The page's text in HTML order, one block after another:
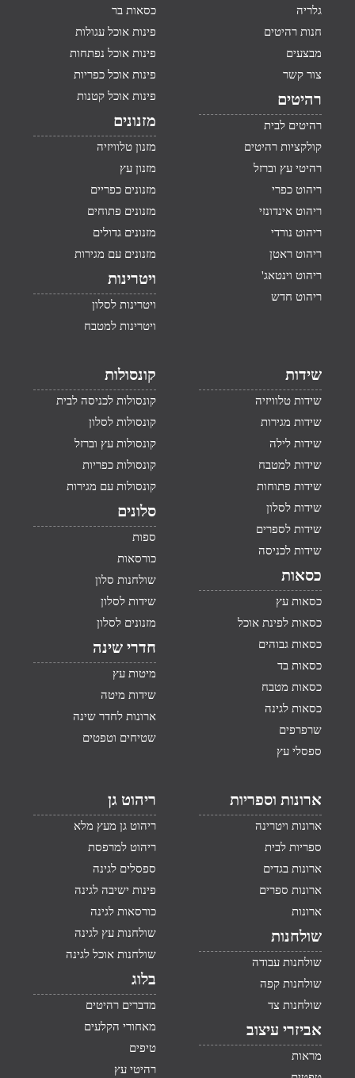
גלריה
חנות רהיטים
מבצעים
צור קשר
רהיטים
רהיטים לבית
קולקציות רהיטים
רהיטי עץ וברזל
ריהוט כפרי
ריהוט אינדונזי
ריהוט נורדי
ריהוט ראטן
ריהוט וינטאג'
ריהוט חדש
כסאות בר
פינות אוכל עגולות
פינות אוכל נפתחות
פינות אוכל כפריות
פינות אוכל קטנות
מזנונים
מזנון טלוויזיה
מזנון עץ
מזנונים כפריים
מזנונים פתוחים
מזנונים גדולים
מזנונים עם מגירות
ויטרינות
ויטרינות לסלון
ויטרינות למטבח
שידות
שידות טלוויזיה
שידות מגירות
שידות לילה
שידות למטבח
שידות פתוחות
שידות לסלון
שידות לספרים
שידות לכניסה
כסאות
כסאות עץ
כסאות לפינת אוכל
כסאות גבוהים
כסאות בד
כסאות מטבח
כסאות לגינה
שרפרפים
ספסלי עץ
קונסולות
קונסולות לכניסה לבית
קונסולות לסלון
קונסולות עץ וברזל
קונסולות כפריות
קונסולות עם מגירות
סלונים
ספות
כורסאות
שולחנות סלון
שידות לסלון
מזנונים לסלון
חדרי שינה
מיטות עץ
שידות מיטה
ארונות לחדר שינה
שטיחים וטפטים
ארונות וספריות
ארונות ויטרינה
ספריות לבית
ארונות בגדים
ארונות ספרים
ארונות
שולחנות
שולחנות עבודה
שולחנות קפה
שולחנות צד
אביזרי עיצוב
מראות
ריהוט גן
ריהוט גן מעץ מלא
ריהוט למרפסת
ספסלים לגינה
פינות ישיבה לגינה
כורסאות לגינה
שולחנות עץ לגינה
שולחנות אוכל לגינה
בלוג
מדברים רהיטים
מאחורי הקלעים
טיפים
רהיטי עץ